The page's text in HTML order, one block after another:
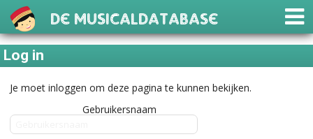
De Musicaldatabase
Log in
Je moet inloggen om deze pagina te kunnen bekijken.
Gebruikersnaam